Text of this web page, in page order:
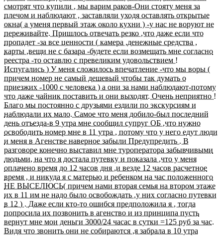
смотрят что купили , мы варим раков-Они стояту меня за
плечом и наблюдают , заставляли уходя оставлять открытые
окна( а уменя первый этаж около кухни ) -у нас не воруют не
переживайте. Пришлось отвечать резко ,что даже если что
пропадет -за все ценности ( камера ,денежные средства ,
карты ,вещи не с базара -будете если возмещать мне согласно
реестра -то оставлю с превеликим удовольствием !
Испугались ) У меня сложилось впечатление -что мы воры (
причем номер не самый дешевый чтобы так думать о
приезжих -1000 с человека ) а они за нами наблюдают-потому
что даже чайник поставить и они выходят. Очень неприятно !
Благо мы постоянно с друзьями ездили по экскурсиям и
наблюдали их мало. Самое что меня добило-был последний
день отъезда-в 9 утра мне сообщил супруг ОБ ,что нужно
освободить номер мне в 11 утра , потому что у него едут люди
и меня в Агенстве наверное забыли Предупредить . В
разговоре конечно выставил мне туроператора забывчивыми
людьми, на что я достала путевку и показала ,что у меня
оплачено время до 12 часов дня ,и везде 12 часов расчетное
время , и никуда я с матерью и ребенком на час положенного
НЕ ВЫСЕЛЮСЬ( причем нами вторая семья на втором этаже
их в 11 им не надо было освобождать ,у них согласно путевки
в 12 ) . Даже если кто-то ошибся предположила я , тогда
попросила их позвонить в агенство и из принципа пусть
вернут мне мои деньги 3000/24 часас в сутки =125 руб за час.
Видя что звонить они не собираются ,я забрала в 10 утра